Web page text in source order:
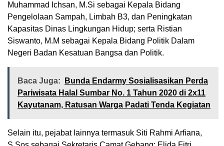
Muhammad Ichsan, M.Si sebagai Kepala Bidang
Pengelolaan Sampah, Limbah B3, dan Peningkatan
Kapasitas Dinas Lingkungan Hidup; serta Ristian
Siswanto, M.M sebagai Kepala Bidang Politik Dalam
Negeri Badan Kesatuan Bangsa dan Politik.
Baca Juga:
Bunda Endarmy Sosialisasikan Perda
Pariwisata Halal Sumbar No. 1 Tahun 2020 di 2x11
Kayutanam, Ratusan Warga Padati Tenda Kegiatan
Selain itu, pejabat lainnya termasuk Siti Rahmi Arfiana,